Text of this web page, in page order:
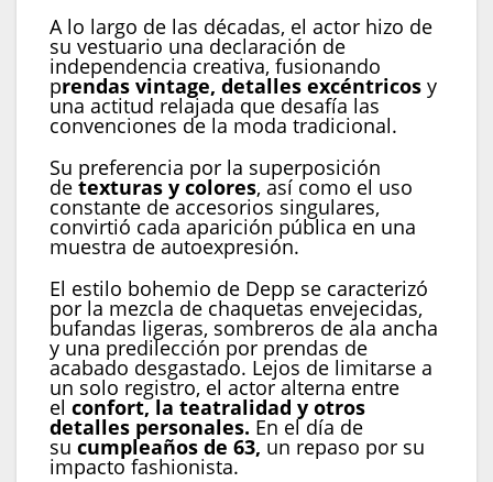
A lo largo de las décadas, el actor hizo de
su vestuario una declaración de
independencia creativa, fusionando
prendas vintage, detalles excéntricos y
una actitud relajada que desafía las
convenciones de la moda tradicional.
Su preferencia por la superposición
de texturas y colores, así como el uso
constante de accesorios singulares,
convirtió cada aparición pública en una
muestra de autoexpresión.
El estilo bohemio de Depp se caracterizó
por la mezcla de chaquetas envejecidas,
bufandas ligeras, sombreros de ala ancha
y una predilección por prendas de
acabado desgastado. Lejos de limitarse a
un solo registro, el actor alterna entre
el confort, la teatralidad y otros
detalles personales. En el día de
su cumpleaños de 63, un repaso por su
impacto fashionista.